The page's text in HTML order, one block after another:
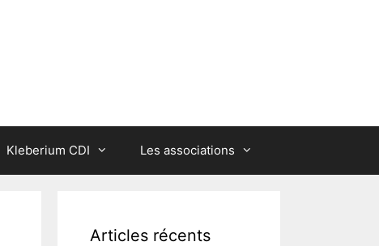
Kleberium CDI Les associations
Articles récents